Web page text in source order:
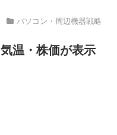
パソコン・周辺機器戦略
温・株価が表示